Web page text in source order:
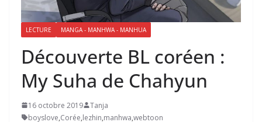
LECTURE MANGA - MANHWA - MANHUA
Découverte BL coréen :
My Suha de Chahyun
16 octobre 2019
Tanja
boyslove,Corée,lezhin,manhwa,webtoon